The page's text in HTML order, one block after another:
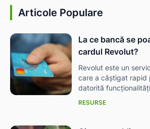
Articole Populare
La ce bancă se
cardul Revolut?
Revolut este un
care a câștigat rapid
datorită
RESURSE